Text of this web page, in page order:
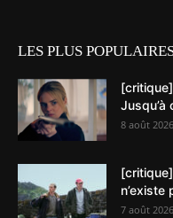
LES PLUS
Jusqu’à
8 août 2026
n’existe
7 août 2026